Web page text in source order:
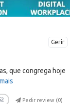
Gerir
que congrega hoje
Pedir review (0)